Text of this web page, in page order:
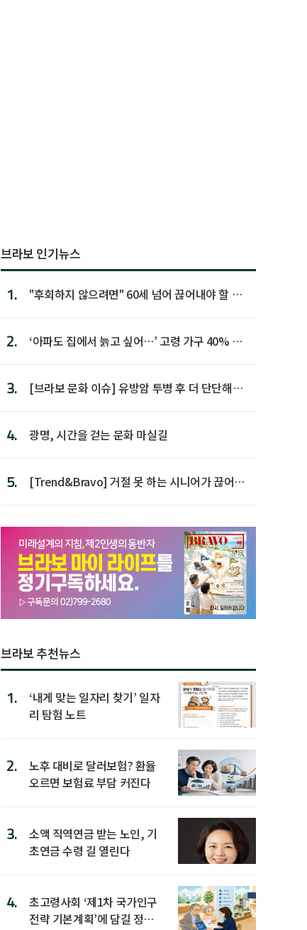
브라보 인기뉴스
1.
"후회하지 않으려면" 60세 넘어 끊어내야 할 사
2.
‘아파도 집에서 늙고 싶어…’ 고령 가구 40% 노
3.
[브라보 문화 이슈] 유방암 투병 후 더 단단해진
4. 광명, 시간을 걷는 문화 마실길
5.
[Trend&Bravo] 거절 못 하는 시니어가 끊어야
브라보 추천뉴스
1.
‘내게 맞는 일자리 찾기’ 일자
리 탐험 노트
2.
노후 대비로 달러보험? 환율
오르면 보험료 부담 커진다
3.
소액 직역연금 받는 노인, 기
초연금 수령 길 열린다
4.
초고령사회 ‘제1차 국가인구
전략 기본계획’에 담길 정책